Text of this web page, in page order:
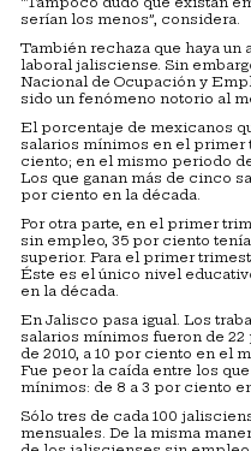
serían los menos”, considera.
También rechaza que haya un
laboral jalisciense. Sin
Nacional de Ocupación y
sido un fenómeno notorio al
El porcentaje de mexicanos
salarios mínimos en el primer
ciento; en el mismo periodo
Los que ganan más de cinco
por ciento en la década.
Por otra parte, en el primer
sin empleo, 35 por ciento
superior. Para el primer
Éste es el único nivel
en la década.
En Jalisco pasa igual. Los
salarios mínimos fueron de
de 2010, a 10 por ciento en el
Fue peor la caída entre los
mínimos: de 8 a 3 por ciento
Sólo tres de cada 100
mensuales. De la misma